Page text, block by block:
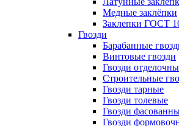
Медные заклёпки
Заклепки ГОСТ
Гвозди
Барабанные
Винтовые гвозди
Гвозди
Строительные
Гвозди тарные
Гвозди толевые
Гвозди
Гвозди